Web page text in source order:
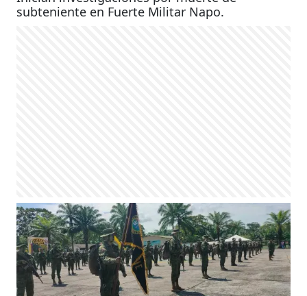
subteniente en Fuerte Militar Napo.